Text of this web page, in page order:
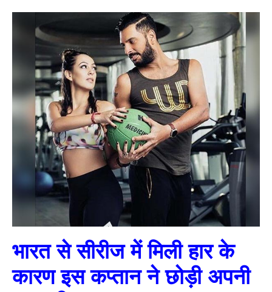
भारत से सीरीज में मिली हार के
कारण इस कप्तान ने छोड़ी अपनी